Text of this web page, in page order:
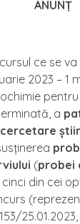
ANUNȚ
ce se
2023 – 1
a
re
(probei
din cei